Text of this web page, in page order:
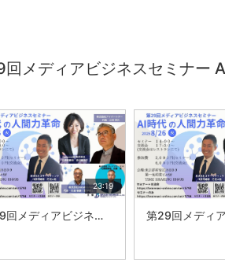
メディアビジネスセミナー
23:19
第29回メディアビジネスセミナー AI時代の人間力革命:|Compass禄 株式会社 志村 麻由子 氏